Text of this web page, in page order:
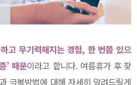
고 무기력해지는 경험, 한 번쯤 있으
’ 때문이라고 합니다. 여름휴가 후 찾
극복방법에 대해 자세히 알려드릴게